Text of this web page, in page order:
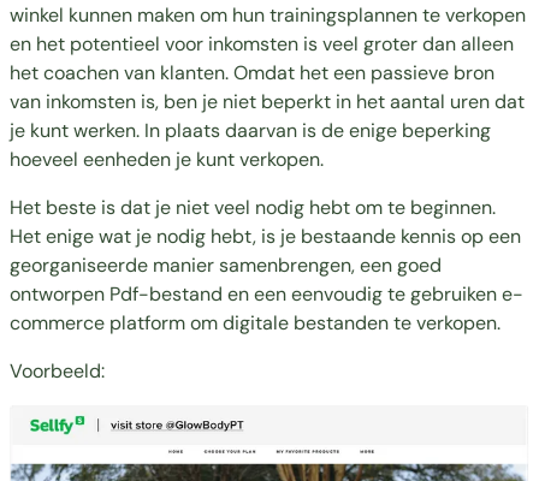
winkel kunnen maken om hun trainingsplannen te verkopen
en het potentieel voor inkomsten is veel groter dan alleen
het coachen van klanten. Omdat het een passieve bron
van inkomsten is, ben je niet beperkt in het aantal uren dat
je kunt werken. In plaats daarvan is de enige beperking
hoeveel eenheden je kunt verkopen.
Het beste is dat je niet veel nodig hebt om te beginnen.
Het enige wat je nodig hebt, is je bestaande kennis op een
georganiseerde manier samenbrengen, een goed
ontworpen Pdf-bestand en een eenvoudig te gebruiken e-
commerce platform om digitale bestanden te verkopen.
Voorbeeld: